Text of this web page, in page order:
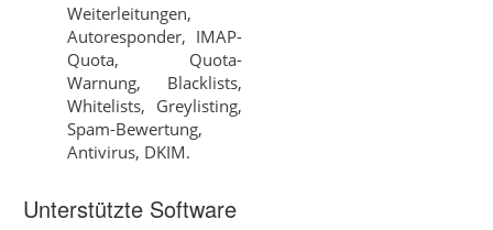
Weiterleitungen,
Autoresponder, IMAP-
Quota, Quota-
Warnung, Blacklists,
Whitelists, Greylisting,
Spam-Bewertung,
Antivirus, DKIM.
Unterstützte Software